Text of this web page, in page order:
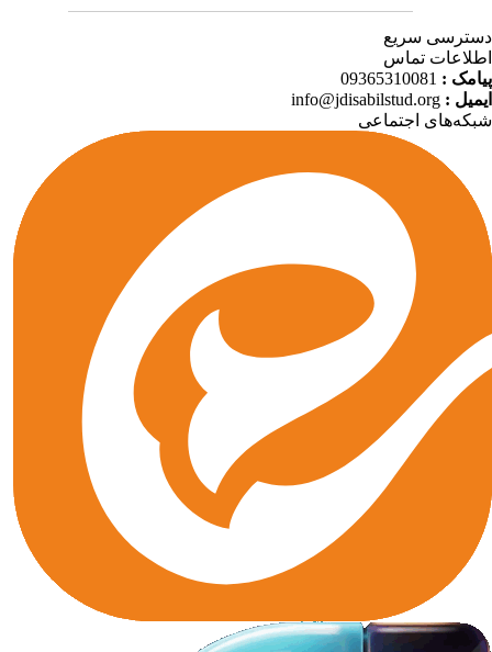
سریع
تماس
:
09365310081
:
info@jdisabilstud.org
اجتماعی